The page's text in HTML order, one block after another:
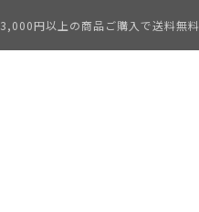
3,000円以上の商品ご購入で送料無料